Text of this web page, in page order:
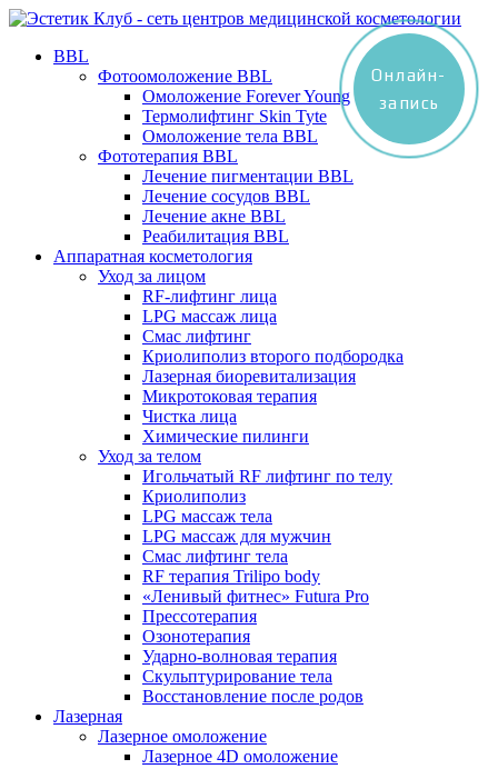
BBL
Фотоомоложение BBL
Омоложение Forever Young
Термолифтинг Skin Tyte
Омоложение тела BBL
Фототерапия BBL
Лечение пигментации BBL
Лечение сосудов BBL
Лечение акне BBL
Реабилитация BBL
Аппаратная косметология
Уход за лицом
RF-лифтинг лица
LPG массаж лица
Смас лифтинг
Криолиполиз второго подбородка
Лазерная биоревитализация
Микротоковая терапия
Чистка лица
Химические пилинги
Уход за телом
Игольчатый RF лифтинг по телу
Криолиполиз
LPG массаж тела
LPG массаж для мужчин
Смас лифтинг тела
RF терапия Trilipo body
«Ленивый фитнес» Futura Pro
Прессотерапия
Озонотерапия
Ударно-волновая терапия
Скульптурирование тела
Восстановление после родов
Лазерная
Лазерное омоложение
Лазерное 4D омоложение
Онлайн-
запись